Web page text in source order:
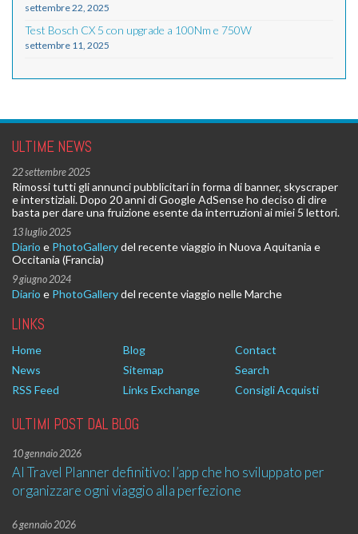
settembre 22, 2025
Test Bosch CX 5 con upgrade a 100Nm e 750W
settembre 11, 2025
ULTIME NEWS
22 settembre 2025
Rimossi tutti gli annunci pubblicitari in forma di banner, skyscraper
e interstiziali. Dopo 20 anni di Google AdSense ho deciso di dire
basta per dare una fruizione esente da interruzioni ai miei 5 lettori.
13 luglio 2025
Diario e PhotoGallerydel recente viaggio in Nuova Aquitania e
Occitania (Francia)
9 giugno 2024
Diario e PhotoGallerydel recente viaggio nelle Marche
LINKS
Home Blog
Contact
News
Sitemap
Search
RSS Feed
Links Exchange Consigli Acquisti
ULTIMI POST DAL BLOG
10 gennaio 2026
AI Travel Planner definitivo: l’app che ho sviluppato per
organizzare ogni viaggio alla perfezione
6 gennaio 2026